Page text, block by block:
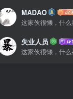
MADAO
失业人员